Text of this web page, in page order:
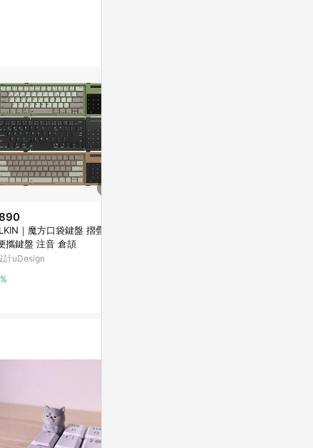
購物網站
｜魔方口袋鍵盤 摺疊鍵
攜鍵盤 注音 倉頡
計uDesign